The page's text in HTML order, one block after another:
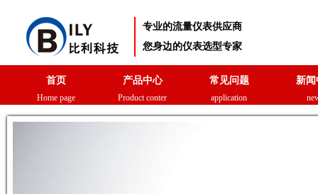
专业的流量仪表供应商
您身边的仪表选型专家
首页
Home page
产品中心
Product conter
常见问题
application
新闻